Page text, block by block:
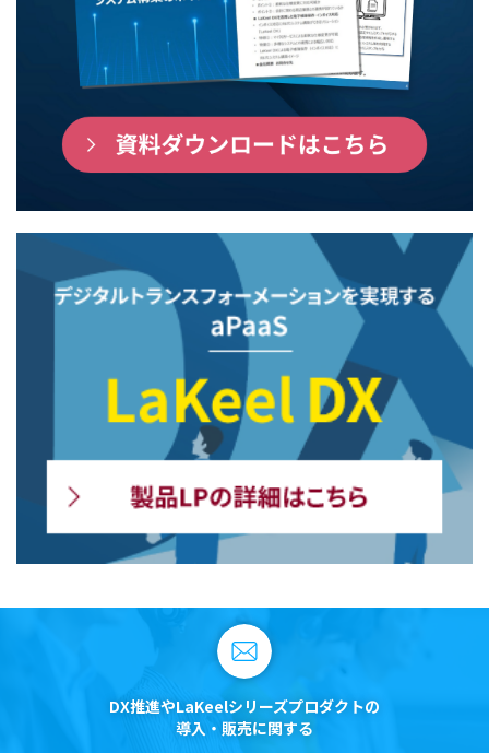
DX推進やLaKeelシリーズプロダクトの
導入・販売に関する